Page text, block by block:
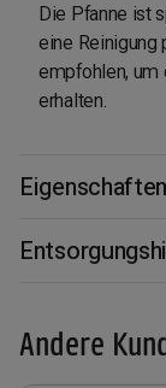
Die Pfanne ist
eine
empfohlen, um
erhalten.
Eigenschaften
Andere